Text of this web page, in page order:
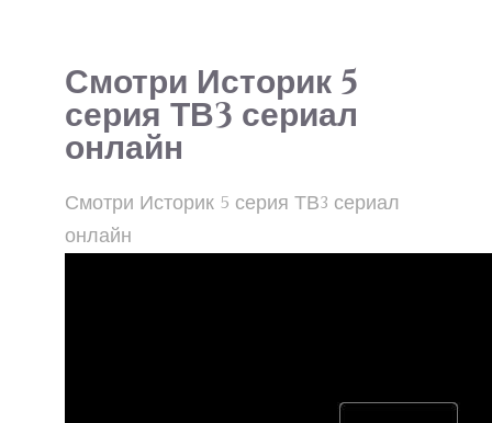
Смотри Историк 5
серия ТВ3 сериал
онлайн
Смотри Историк 5 серия ТВ3 сериал
онлайн